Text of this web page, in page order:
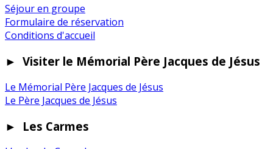
Séjour en groupe
Formulaire de réservation
Conditions d'accueil
► Visiter le Mémorial Père Jacques de Jésus
Le Mémorial Père Jacques de Jésus
Le Père Jacques de Jésus
► Les Carmes